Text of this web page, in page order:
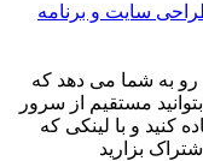
سایت و برنامه
رو به شما می دهد که
مستقیم از سرور
کنید و با لینکی که
بزارید